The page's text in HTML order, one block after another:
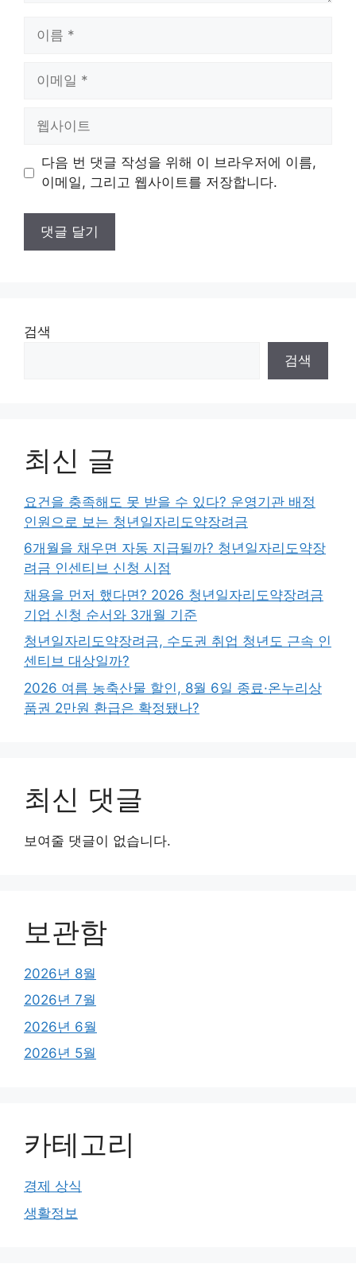
트
다음 번 댓글 작성을 위해 이 브라우저에 이름,
이메일, 그리고 웹사이트를 저장합니다.
검색
검색
최신 글
요건을 충족해도 못 받을 수 있다? 운영기관 배정
인원으로 보는 청년일자리도약장려금
6개월을 채우면 자동 지급될까? 청년일자리도약장
려금 인센티브 신청 시점
채용을 먼저 했다면? 2026 청년일자리도약장려금
기업 신청 순서와 3개월 기준
청년일자리도약장려금, 수도권 취업 청년도 근속 인
센티브 대상일까?
2026 여름 농축산물 할인, 8월 6일 종료·온누리상
품권 2만원 환급은 확정됐나?
최신 댓글
보여줄 댓글이 없습니다.
보관함
2026년 8월
2026년 7월
2026년 6월
2026년 5월
카테고리
경제 상식
생활정보